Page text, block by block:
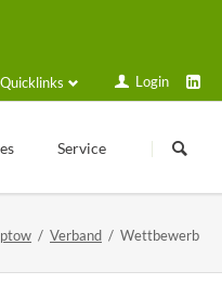
Login
Quicklinks
überspringen
Service
Formulare und Anträge
Verband Wettbewerb